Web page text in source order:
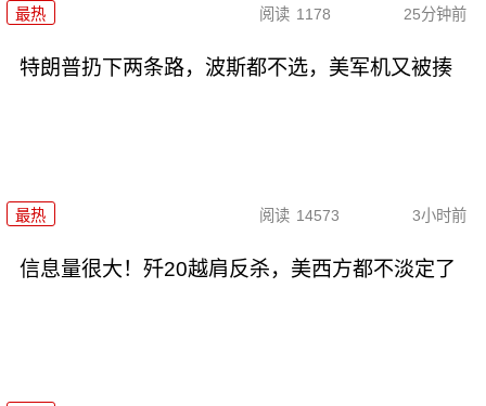
最热 阅读 1178 25分钟前
特朗普扔下两条路，波斯都不选，美军机又被揍
最热 阅读 14573 3小时前
信息量很大！歼20越肩反杀，美西方都不淡定了